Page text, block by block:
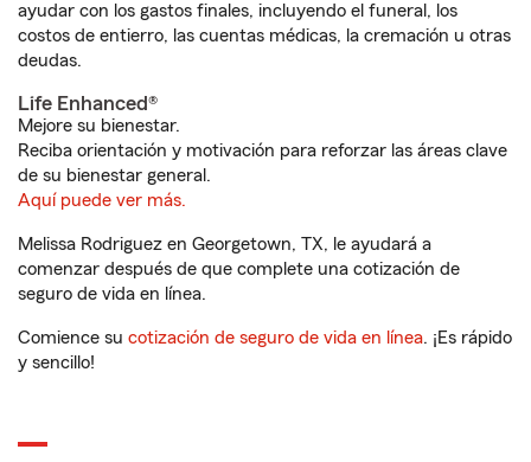
ayudar con los gastos finales, incluyendo el funeral, los
costos de entierro, las cuentas médicas, la cremación u otras
deudas.
Life Enhanced®
Mejore su bienestar.
Reciba orientación y motivación para reforzar las áreas clave
de su bienestar general.
Aquí puede ver más.
Melissa Rodriguez en Georgetown, TX, le ayudará a
comenzar después de que complete una cotización de
seguro de vida en línea.
Comience su cotización de seguro de vida en línea. ¡Es rápido
y sencillo!